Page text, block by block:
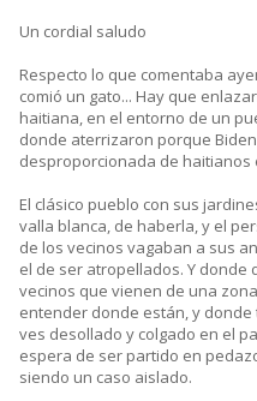
Un cordial saludo
Respecto lo que comentaba
comió un gato... Hay que
haitiana, en el entorno de un
donde aterrizaron porque
desproporcionada de haitianos
El clásico pueblo con sus
valla blanca, de haberla, y el
de los vecinos vagaban a sus
el de ser atropellados. Y
vecinos que vienen de una
entender donde están, y donde
ves desollado y colgado en el
espera de ser partido en
siendo un caso aislado.